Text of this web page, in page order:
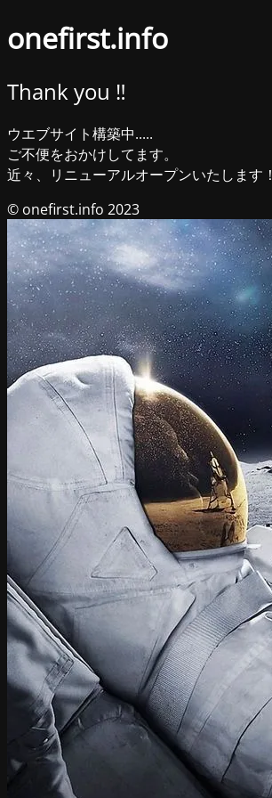
onefirst.info
Thank you ‼︎
ウエブサイト構築中.....
ご不便をおかけしてます。
近々、リニューアルオープンいたします！
© onefirst.info 2023